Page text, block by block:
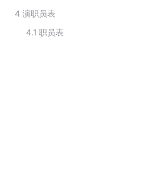
4 演职员表
4.1 职员表